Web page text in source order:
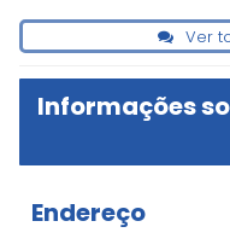
Ver
Informações
Endereço